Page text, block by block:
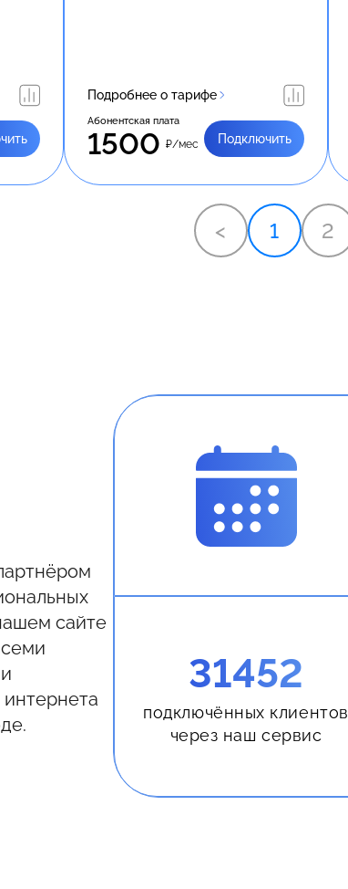
Подробнее о тарифе
Абонентская плата
1500 ₽/мес Подключить
< 1 2
сайте
31452
подключённых клиентов
через наш сервис